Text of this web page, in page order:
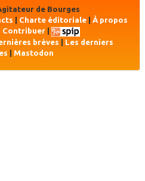
de Bourges
Charte éditoriale
À propos
Contribuer|
brèves | Les derniers
Mastodon